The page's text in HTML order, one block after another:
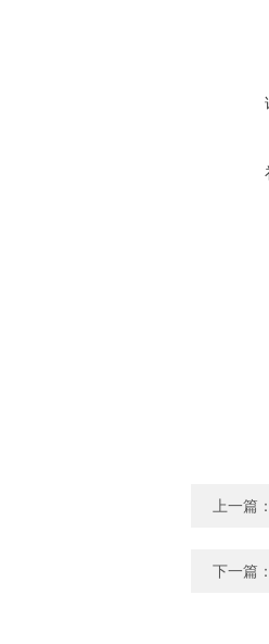
上一篇
下一篇